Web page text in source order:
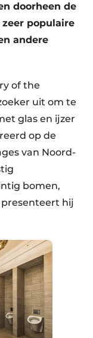
doorheen de
populaire
andere
of the
uit om te
glas en ijzer
op de
van Noord-
bomen,
hij